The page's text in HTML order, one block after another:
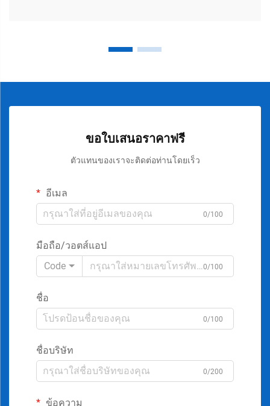
ขอใบเสนอราคาฟรี
ตัวแทนของเราจะติดต่อท่านโดยเร็ว
อีเมล
0/100
มือถือ/วอตส์แอป
Code
0/100
ชื่อ
0/100
ชื่อบริษัท
0/200
ข้อความ